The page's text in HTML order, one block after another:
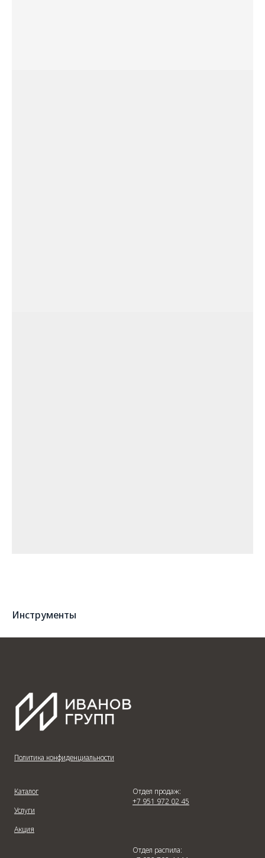
Инструменты
Политика конфиденциальности
Каталог
Услуги
Акция
Отдел продаж:
+7 951 972 02 45
Отдел распила: